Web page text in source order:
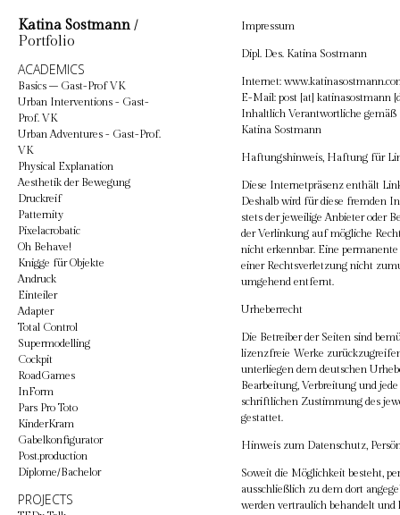
Katina Sostmann /
Portfolio
ACADEMICS
Basics – Gast-Prof VK
Urban Interventions - Gast-
Prof. VK
Urban Adventures - Gast-Prof.
VK
Physical Explanation
Aesthetik der Bewegung
Druckreif
Patternity
Pixelacrobatic
Oh Behave!
Knigge für Objekte
Andruck
Einteiler
Adapter
Total Control
Supermodelling
Cockpit
RoadGames
InForm
Pars Pro Toto
KinderKram
Gabelkonfigurator
Post.production
Diplome/Bachelor
PROJECTS
Impressum
Dipl. Des. Katina Sostmann
Internet:
E-Mail: post [at] katinasostmann
Inhaltlich Verantwortliche gemäß
Katina Sostmann
Haftungshinweis, Haftung für
Diese Internetpräsenz enthält
Deshalb wird für diese fremden
stets der jeweilige Anbieter oder
der Verlinkung auf mögliche
nicht erkennbar. Eine
einer Rechtsverletzung nicht
umgehend entfernt.
Urheberrecht
Die Betreiber der Seiten sind
lizenzfreie Werke
unterliegen dem deutschen
Bearbeitung, Verbreitung und
schriftlichen Zustimmung des
gestattet.
Hinweis zum Datenschutz,
Soweit die Möglichkeit besteht,
ausschließlich zu dem dort
werden vertraulich behandelt